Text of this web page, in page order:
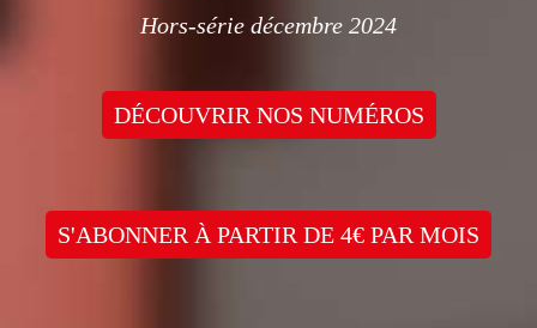
Hors-série décembre 2024
DÉCOUVRIR NOS NUMÉROS
S'ABONNER À PARTIR DE 4€ PAR MOIS